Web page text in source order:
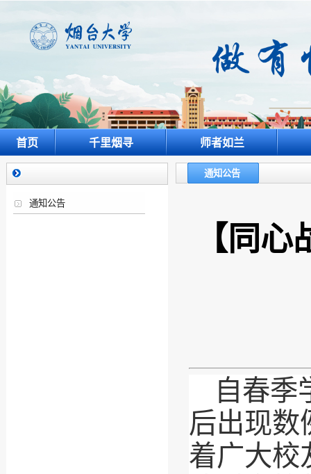
首页 千里烟寻 师者如兰
通知公告
通知公告
【同
自春季
后出现数
着广大校